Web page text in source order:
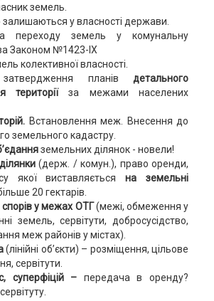
земель.
у власності держави.
переходу земель у комунальну
Законом №1423-ІХ
колективної власності.
планівдетального
територіїза межами населених
Встановлення меж. Внесення до
земельного кадастру.
земельних ділянок - новели!
(держ. / комун.), право оренди,
якої виставляєтьсяна земельні
20 гектарів.
спорів у межах ОТГ(межі, обмеження у
земель, сервітути, добросусідство,
меж районів у містах).
(лінійні об’єкти) – розміщення, цільове
сервітути.
суперфіцій – передача в оренду?